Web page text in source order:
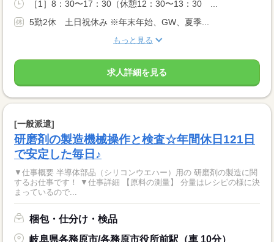
［1］8：30〜17：30（休憩12：30〜13：30 ...
5勤2休 土日祝休み ※年末年始、GW、夏季...
もっと見る
求人詳細を見る
[一般派遣]
研磨剤の製造機械操作と検査☆年間休日121日
で安定した毎日♪
▼仕事概要 半導体部品（シリコンウエハー）用の 研磨剤の製造に関
するお仕事です！ ▼仕事詳細 【原料の測量】 分量はレシピの様に決
まっているので...
梱包・仕分け・検品
岐阜県各務原市/各務原市役所前駅（車 10分）